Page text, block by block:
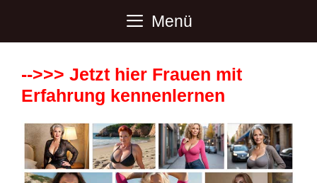
Menü
-->>> Jetzt hier Frauen mit
Erfahrung kennenlernen